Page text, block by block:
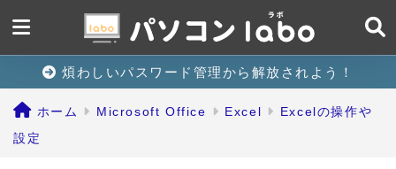
煩わしいパスワード管理から解放されよう！
ホーム Microsoft Office Excel
Excelの操作や
設定